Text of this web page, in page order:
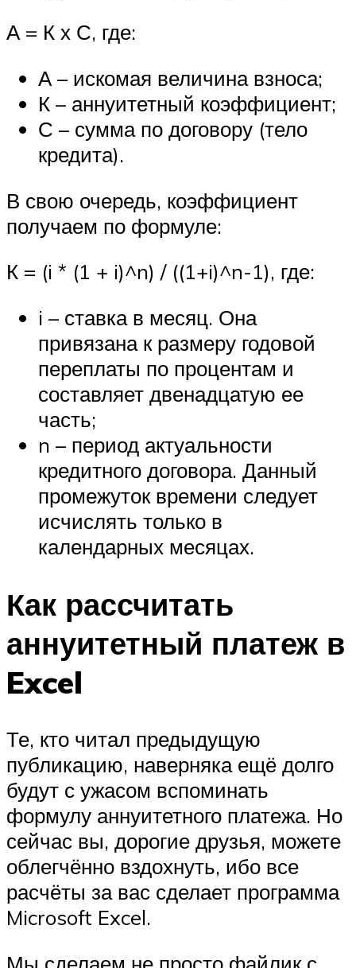
А = К х С, где:
А – искомая величина взноса;
К – аннуитетный коэффициент;
С – сумма по договору (тело
кредита).
В свою очередь, коэффициент
получаем по формуле:
К = (i * (1 + i)^n) / ((1+i)^n-1), где:
i – ставка в месяц. Она
привязана к размеру годовой
переплаты по процентам и
составляет двенадцатую ее
часть;
n – период актуальности
кредитного договора. Данный
промежуток времени следует
исчислять только в
календарных месяцах.
Как рассчитать
аннуитетный платеж в
Excel
Те, кто читал предыдущую
публикацию, наверняка ещё долго
будут с ужасом вспоминать
формулу аннуитетного платежа. Но
сейчас вы, дорогие друзья, можете
облегчённо вздохнуть, ибо все
расчёты за вас сделает программа
Microsoft Excel.